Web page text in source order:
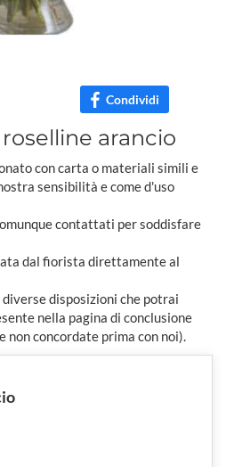
Condividi
arancio
con carta o materiali simili e
sensibilità e come d'uso
contattati per soddisfare
dal fiorista direttamente al
disposizioni che potrai
nella pagina di conclusione
concordate prima con noi).